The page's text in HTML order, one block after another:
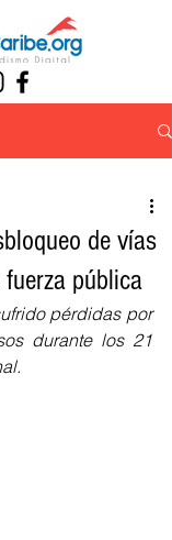
de vías
pública
pérdidas por
durante los 21